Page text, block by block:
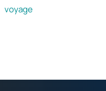
voyage